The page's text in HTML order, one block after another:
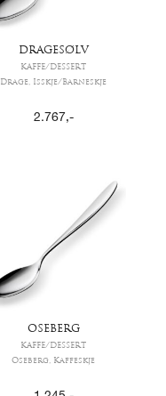
DRAGESØLV
KAFFE/DESSERT
Drage, Isskje/Barneskje
2.767 ,-
OSEBERG
KAFFE/DESSERT
Oseberg, Kaffeskje